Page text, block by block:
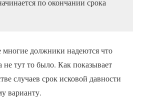
по окончании срока
должники надеются что
тут то было. Как показывает
случаев срок исковой давности
варианту.